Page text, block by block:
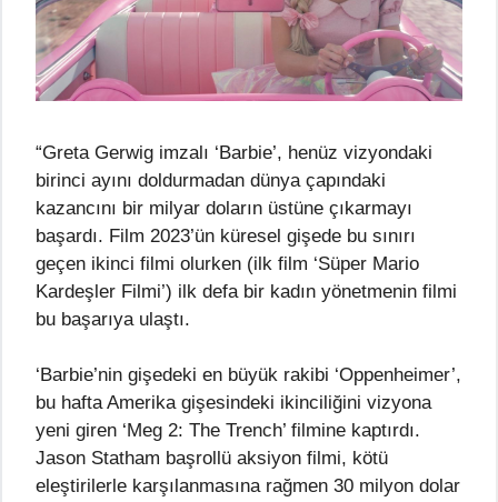
“Greta Gerwig imzalı ‘Barbie’, henüz vizyondaki
birinci ayını doldurmadan dünya çapındaki
kazancını bir milyar doların üstüne çıkarmayı
başardı. Film 2023’ün küresel gişede bu sınırı
geçen ikinci filmi olurken (ilk film ‘Süper Mario
Kardeşler Filmi’) ilk defa bir kadın yönetmenin filmi
bu başarıya ulaştı.
‘Barbie’nin gişedeki en büyük rakibi ‘Oppenheimer’,
bu hafta Amerika gişesindeki ikinciliğini vizyona
yeni giren ‘Meg 2: The Trench’ filmine kaptırdı.
Jason Statham başrollü aksiyon filmi, kötü
eleştirilerle karşılanmasına rağmen 30 milyon dolar